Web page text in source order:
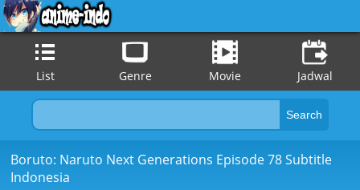
List Genre Movie Jadwal
Boruto: Naruto Next Generations Episode 78 Subtitle
Indonesia